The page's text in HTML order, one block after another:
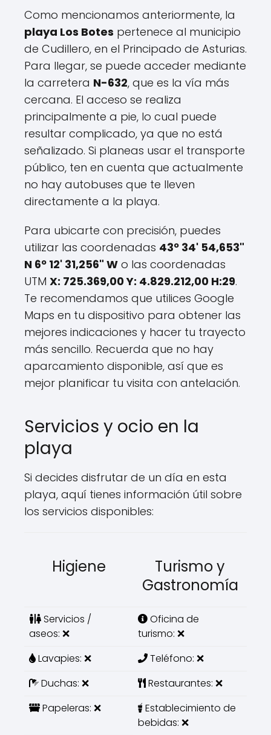
Como mencionamos anteriormente, la
playa Los Botes pertenece al municipio
de Cudillero, en el Principado de Asturias.
Para llegar, se puede acceder mediante
la carretera N-632, que es la vía más
cercana. El acceso se realiza
principalmente a pie, lo cual puede
resultar complicado, ya que no está
señalizado. Si planeas usar el transporte
público, ten en cuenta que actualmente
no hay autobuses que te lleven
directamente a la playa.
Para ubicarte con precisión, puedes
utilizar las coordenadas 43º 34' 54,653"
N 6º 12' 31,256" W o las coordenadas
UTM X: 725.369,00 Y: 4.829.212,00 H:29.
Te recomendamos que utilices Google
Maps en tu dispositivo para obtener las
mejores indicaciones y hacer tu trayecto
más sencillo. Recuerda que no hay
aparcamiento disponible, así que es
mejor planificar tu visita con antelación.
Servicios y ocio en la
playa
Si decides disfrutar de un día en esta
playa, aquí tienes información útil sobre
los servicios disponibles:
Higiene
Turismo y
Gastronomía
Servicios /
aseos: ❌
Oficina de
turismo: ❌
Lavapies: ❌
Teléfono: ❌
Duchas: ❌
Restaurantes: ❌
Papeleras: ❌
Establecimiento de
bebidas: ❌